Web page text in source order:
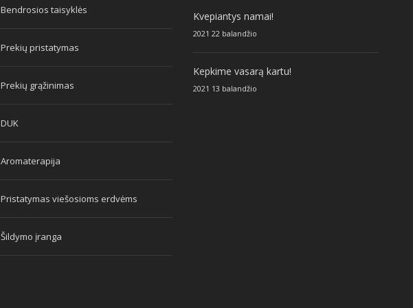
Bendrosios taisyklės
Prekių pristatymas
Prekių grąžinimas
DUK
Aromaterapija
Pristatymas viešosioms erdvėms
Šildymo įranga
Kvepiantys namai!
2021 22 balandžio
Kepkime vasarą kartu!
2021 13 balandžio